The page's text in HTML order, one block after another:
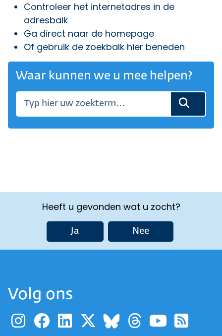
Controleer het internetadres in de
adresbalk
Ga direct naar de homepage
Of gebruik de zoekbalk hier beneden
Waar kunnen we u mee helpen?
Heeft u gevonden wat u zocht?
Ja Nee
Volg ons
Ga naar de pagina van
Ga naar de pagina
Ga naar de
Ga naar de
Ga naar de
Ga naar
Ga